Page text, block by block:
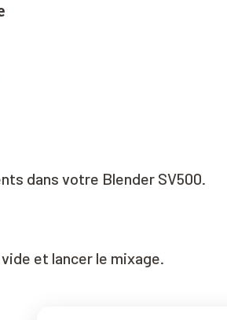
dans votre Blender SV500.
et lancer le mixage.